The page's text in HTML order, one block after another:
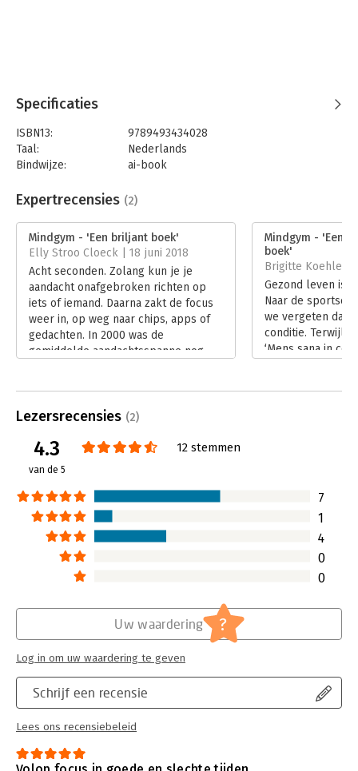
Specificaties
ISBN13:
9789493434028
Taal:
Nederlands
Bindwijze:
ai-book
Uitgever:
Maven Publishing
Expertrecensies (2)
Mindgym - 'Een briljant boek'
Elly Stroo Cloeck | 18 juni 2018
Acht seconden. Zolang kun je je
aandacht onafgebroken richten op
iets of iemand. Daarna zakt de focus
weer in, op weg naar chips, apps of
gedachten. In 2000 was de
gemiddelde aandachtsspanne nog
Mindgym - 'Een
boek'
Brigitte Koehler |
Gezond leven is
Naar de
we vergeten
conditie. Terwijl
‘Mens sana in
Lezersrecensies (2)
4.3
van de 5
12 stemmen
7
1
4
0
0
Schrijf een recensie
Lees ons recensiebeleid
Uw waardering ?
Log in om uw waardering te geven